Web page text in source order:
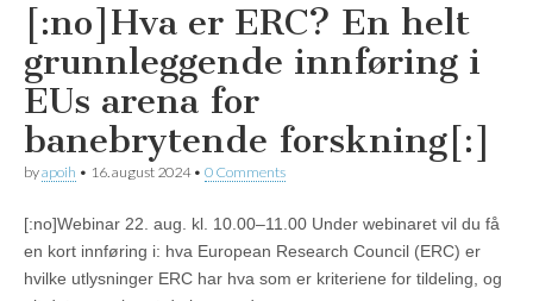
[:no]Hva er ERC? En helt
grunnleggende innføring i
EUs arena for
banebrytende forskning[:]
byapoih • 16. august 2024• 0 Comments
[:no]Webinar 22. aug. kl. 10.00–11.00 Under webinaret vil du få
en kort innføring i: hva European Research Council (ERC) er
hvilke utlysninger ERC har hva som er kriteriene for tildeling, og